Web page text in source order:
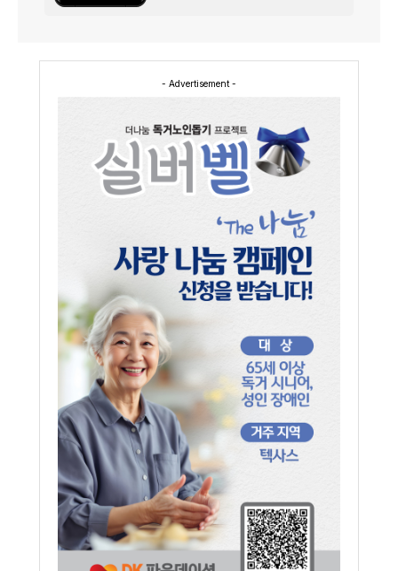
- Advertisement -